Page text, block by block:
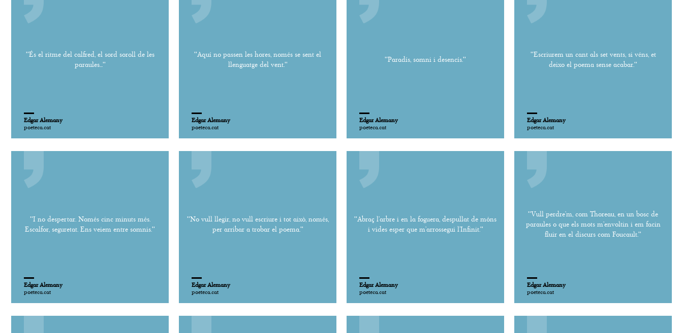
''És el ritme del calfred, el sord soroll de les
paraules...''
Edgar Alemany
poeteca.cat
''Aquí no passen les hores, només se sent el
llenguatge del vent.''
Edgar Alemany
poeteca.cat
''Paradís, somni i desencís.''
Edgar Alemany
poeteca.cat
''Escriurem un cant als set vents, si véns, et
deixo el poema sense acabar.''
Edgar Alemany
poeteca.cat
''I no despertar. Només cinc minuts més.
Escalfor, seguretat. Ens veiem entre somnis.''
Edgar Alemany
poeteca.cat
''No vull llegir, no vull escriure i tot això, només,
per arribar a trobar el poema.''
Edgar Alemany
poeteca.cat
''Abraç l’arbre i en la foguera, despullat de móns
i vides esper que m’arrossegui l’Infinit.''
Edgar Alemany
poeteca.cat
''Vull perdre’m, com Thoreau, en un bosc de
paraules o que els mots m’envoltin i em facin
fluir en el discurs com Foucault.''
Edgar Alemany
poeteca.cat